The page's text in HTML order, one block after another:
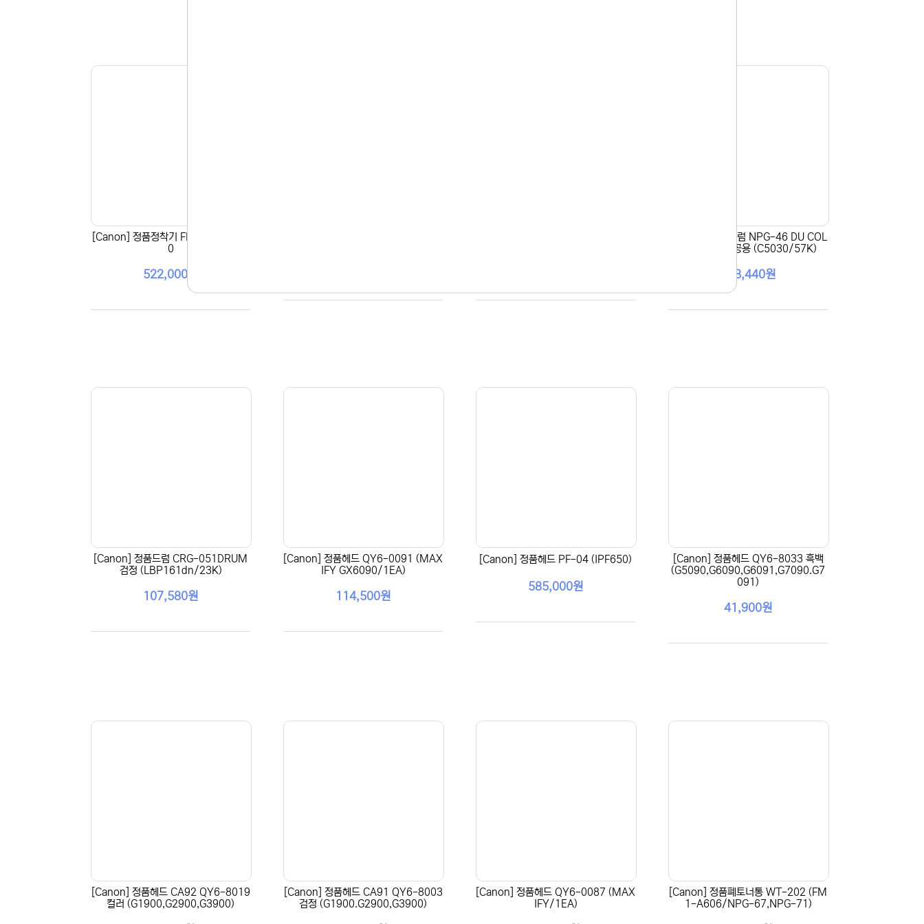
[Canon] 정품정착기 FM1-J024-00
0
522,000원
[Canon] 정품드럼 NPG-46 DU COL
OR 3색 컬러공용 (C5030/57K)
288,440원
[Canon] 정품드럼 CRG-051DRUM
검정 (LBP161dn/23K)
107,580원
[Canon] 정품헤드 QY6-0091 (MAX
IFY GX6090/1EA)
114,500원
[Canon] 정품헤드 PF-04 (IPF650)
585,000원
[Canon] 정품헤드 QY6-8033 흑백
(G5090,G6090,G6091,G7090.G7
091)
41,900원
[Canon] 정품헤드 CA92 QY6-8019
컬러 (G1900,G2900,G3900)
[Canon] 정품헤드 CA91 QY6-8003
검정 (G1900.G2900,G3900)
[Canon] 정품헤드 QY6-0087 (MAX
IFY/1EA)
[Canon] 정품폐토너통 WT-202 (FM
1-A606/NPG-67,NPG-71)